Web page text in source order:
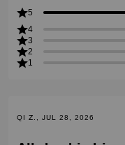
5
4
3
2
1
QI Z., JUL 28, 2026